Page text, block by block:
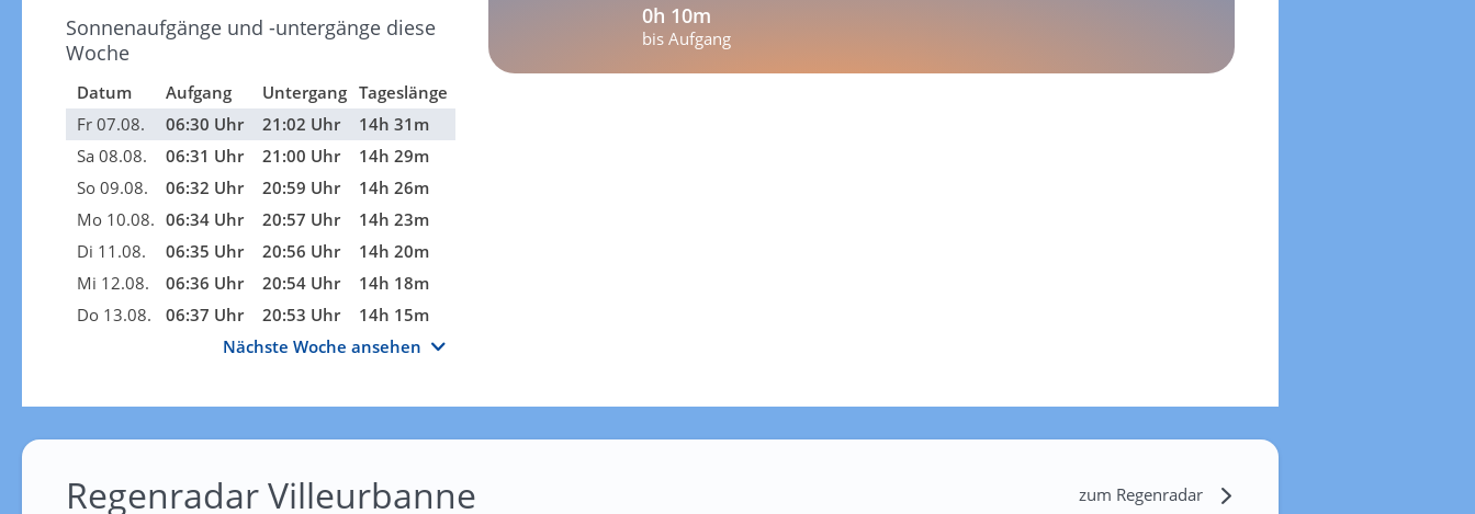
Sonnenaufgänge und -untergänge diese
Woche
Datum Aufgang Untergang Tageslänge
Fr 07.08.
06:30 Uhr 21:02 Uhr
14h 31m
Sa 08.08.
06:31 Uhr 21:00 Uhr
14h 29m
So 09.08.
06:32 Uhr 20:59 Uhr
14h 26m
Mo 10.08. 06:34 Uhr 20:57 Uhr
14h 23m
Di 11.08.
06:35 Uhr 20:56 Uhr
14h 20m
Mi 12.08.
06:36 Uhr 20:54 Uhr
14h 18m
Do 13.08.
06:37 Uhr 20:53 Uhr
14h 15m
Nächste Woche ansehen
0h 10m
bis Aufgang
Regenradar Villeurbanne zum Regenradar